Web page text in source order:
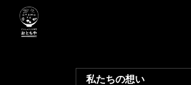
私たちの想い